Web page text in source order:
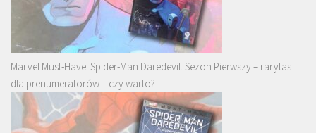
Marvel Must-Have: Spider-Man Daredevil. Sezon Pierwszy – rarytas
dla prenumeratorów – czy warto?